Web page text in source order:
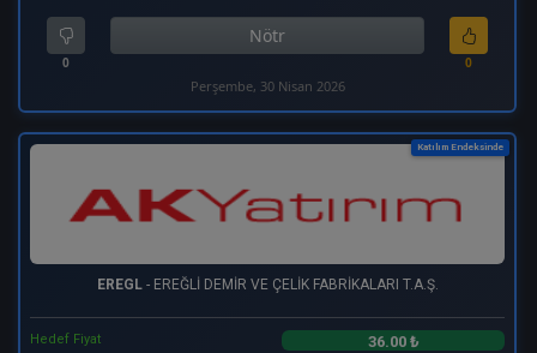
0
Nötr
0
Perşembe, 30 Nisan 2026
Katılım Endeksinde
EREGL- EREĞLİ DEMİR VE ÇELİK FABRİKALARI T.A.Ş.
Hedef Fiyat 36.00 ₺